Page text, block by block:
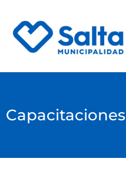
Capacitaciones